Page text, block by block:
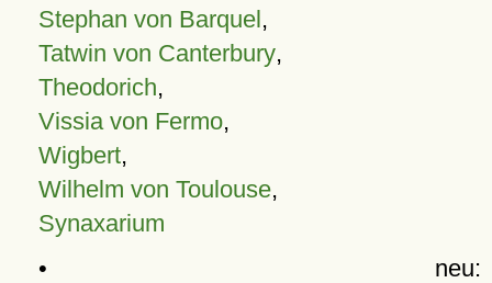
Stephan von Barquel,
Tatwin von Canterbury,
Theodorich,
Vissia von Fermo,
Wigbert,
Wilhelm von Toulouse,
Synaxarium
• neu: